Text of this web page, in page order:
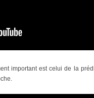
important est celui de la